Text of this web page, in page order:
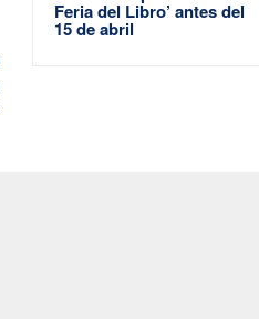
Feria del Libro’ antes del
15 de abril